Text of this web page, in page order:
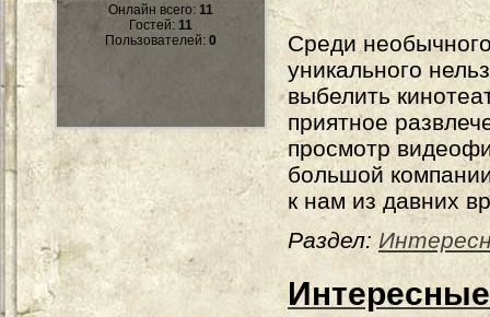
Онлайн всего: 11
Гостей: 11
Пользователей: 0
Среди
уникального
выбелить
приятное
просмотр
большой
к нам из давних
Раздел: